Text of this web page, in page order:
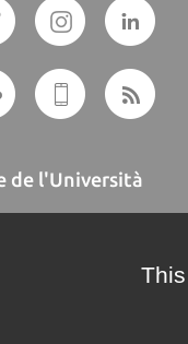
de l'Università